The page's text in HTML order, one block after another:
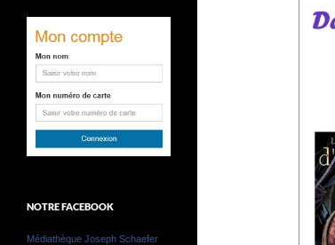
NOTRE FACEBOOK
Médiathèque Joseph Schaefer